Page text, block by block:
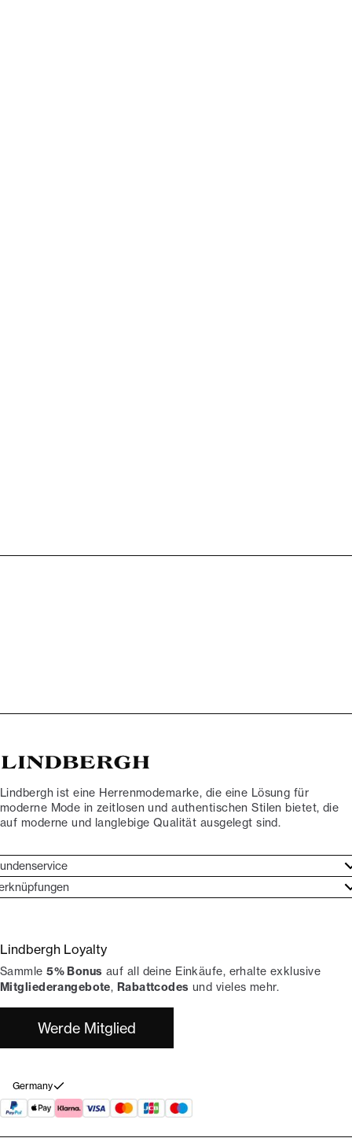
Lindbergh ist eine Herrenmodemarke, die eine Lösung für
moderne Mode in zeitlosen und authentischen Stilen bietet, die
auf moderne und langlebige Qualität ausgelegt sind.
widerrufen
Lindbergh-Botschafter
Lindbergh Loyalty
Sammle5% Bonus auf all deine Einkäufe, erhalte exklusive
Mitgliederangebote, Rabattcodes und vieles mehr.
Werde Mitglied
Germany